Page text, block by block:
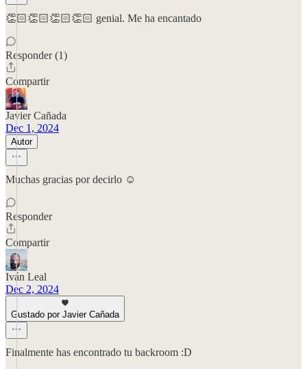
👏🏻👏🏻👏🏻👏🏻 genial. Me ha encantado
Responder (1)
Compartir
Javier Cañada
Dec 1, 2024
Autor
Muchas gracias por decirlo ☺️
Responder
Compartir
Iván Leal
Dec 2, 2024
Gustado por Javier Cañada
Finalmente has encontrado tu backroom :D